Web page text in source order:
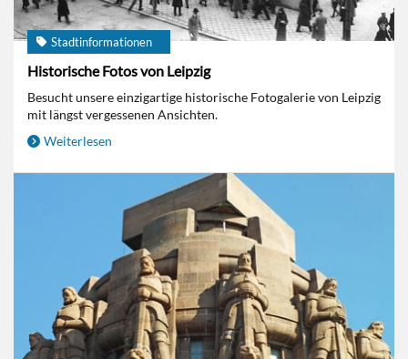
Stadtinformationen
Historische Fotos von Leipzig
Besucht unsere einzigartige historische Fotogalerie von Leipzig
mit längst vergessenen Ansichten.
Weiterlesen